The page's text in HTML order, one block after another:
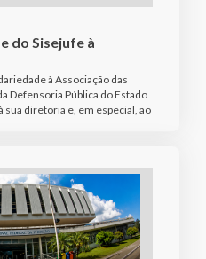
do Sisejufe à
à Associação das
Defensoria Pública do Estado
sua diretoria e, em especial, ao